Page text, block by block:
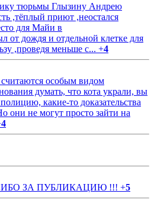
тюрьмы Глызину Андрею
,тёплый приют ,неостался
для Майи в
от дождя и отдельной клетке для
,проведя меньше с... +4
особым видом
думать, что кота украли, вы
какие-то доказательства
они не могут просто зайти на
4
ЗА ПУБЛИКАЦИЮ !!! +5